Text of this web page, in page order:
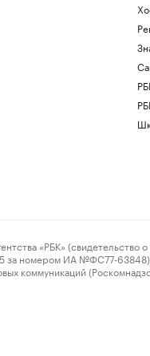
«РБК» (свидетельство о
номером ИА №ФС77-63848)
коммуникаций